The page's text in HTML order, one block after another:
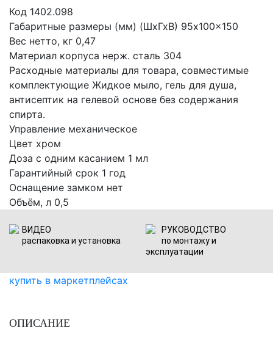
Код 1402.098
Габаритные размеры (мм) (ШхГхВ) 95x100x150
Вес нетто, кг 0,47
Материал корпуса нерж. сталь 304
Расходные материалы для товара, совместимые
комплектующие Жидкое мыло, гель для душа,
антисептик на гелевой основе без содержания
спирта.
Управление механическое
Цвет хром
Доза с одним касанием 1 мл
Гарантийный срок 1 год
Оснащение замком нет
Объём, л 0,5
ВИДЕО
распаковка и установка
РУКОВОДСТВО
по монтажу и
эксплуатации
купить в маркетплейсах
ОПИСАНИЕ